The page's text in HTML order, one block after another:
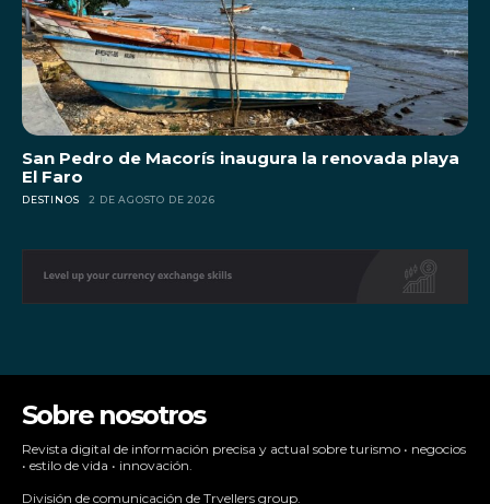
San Pedro de Macorís inaugura la renovada playa
El Faro
DESTINOS 2 DE AGOSTO DE 2026
Sobre nosotros
Revista digital de información precisa y actual sobre turismo • negocios
• estilo de vida • innovación.
División de comunicación de Trvellers group.